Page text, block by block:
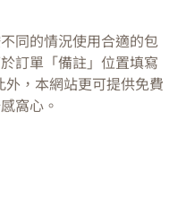
同的情況使用合適的包
訂單「備註」位置填寫
外，本網站更可提供免費
窩心。